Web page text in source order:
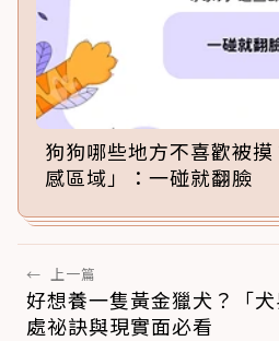
狗狗哪些地方不喜歡被
感區域」：一碰就翻臉
← 上一篇
好想養一隻黃金獵犬？「
處祕訣與現實面必看